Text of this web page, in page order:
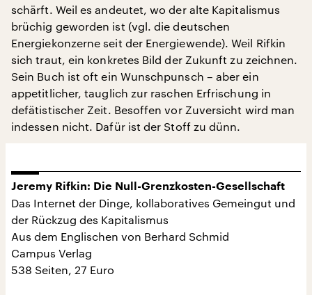
schärft. Weil es andeutet, wo der alte Kapitalismus
brüchig geworden ist (vgl. die deutschen
Energiekonzerne seit der Energiewende). Weil Rifkin
sich traut, ein konkretes Bild der Zukunft zu zeichnen.
Sein Buch ist oft ein Wunschpunsch – aber ein
appetitlicher, tauglich zur raschen Erfrischung in
defätistischer Zeit. Besoffen vor Zuversicht wird man
indessen nicht. Dafür ist der Stoff zu dünn.
Jeremy Rifkin: Die Null-Grenzkosten-Gesellschaft
Das Internet der Dinge, kollaboratives Gemeingut und
der Rückzug des Kapitalismus
Aus dem Englischen von Berhard Schmid
Campus Verlag
538 Seiten, 27 Euro